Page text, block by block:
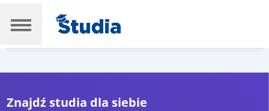
Znajdź studia dla siebie